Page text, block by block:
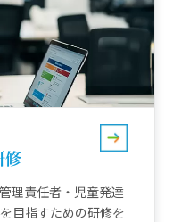
修
理責任者・児童発達
目指すための研修を